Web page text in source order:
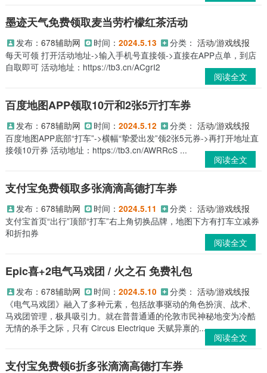
墨迹天气免费领取麦当劳柠檬红茶活动
发布： 678辅助网 时间： 2024.5.13 分类： 活动/游戏线报
每天可领 打开活动地址->输入手机号直接领->直接在APP点单，到店
自取即可 活动地址：https://tb3.cn/ACgrI2
阅读全文
百度地图APP领取10亓和2张5亓打车券
发布： 678辅助网 时间： 2024.5.12 分类： 活动/游戏线报
百度地图APP底部“打车”->横幅“挚爱出发”领2张5元券->再打开地址直
接领10亓券 活动地址：https://tb3.cn/AWRRcS ...
阅读全文
支付宝免费领取多张滴滴高德打车券
发布： 678辅助网 时间： 2024.5.11 分类： 活动/游戏线报
支付宝首页“出行”顶部“打车”右上角切换品牌，地图下方有打车立减券
和折扣券
阅读全文
Epic喜+2电气马戏团 / 火之石 免费礼包
发布： 678辅助网 时间： 2024.5.10 分类： 活动/游戏线报
《电气马戏团》融入了多种元素，包括故事驱动的角色扮演、战术、
马戏团管理，极具吸引力。就在普普通通的伦敦市民神秘地变为冷酷
无情的杀手之际，只有 Circus Electrique 天赋异禀的...
阅读全文
支付宝免费领6折多张滴滴高德打车券